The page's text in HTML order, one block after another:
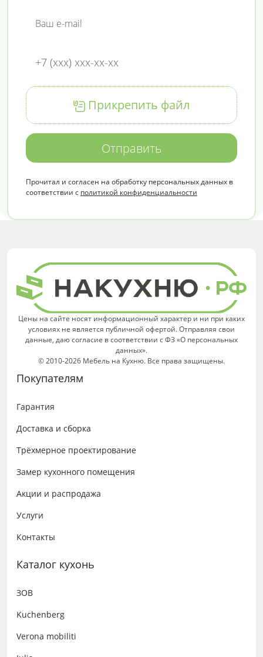
Прикрепить файл
Отправить
Прочитал и согласен на обработку персональных данных в
соответствии с политикой конфиденциальности
Цены на сайте носят информационный характер и ни при каких
условиях не является публичной офертой. Отправляя свои
данные, даю согласие в соответствии с ФЗ «О персональных
данных».
© 2010-2026 Мебель на Кухню. Все права защищены.
Покупателям
Гарантия
Доставка и сборка
Трёхмерное проектирование
Замер кухонного помещения
Акции и распродажа
Услуги
Контакты
Каталог кухонь
ЗОВ
Kuchenberg
Verona mobiliti